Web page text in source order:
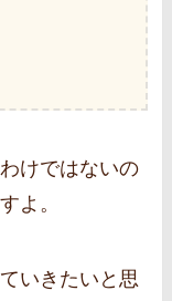
けではないの
よ。
いきたいと思